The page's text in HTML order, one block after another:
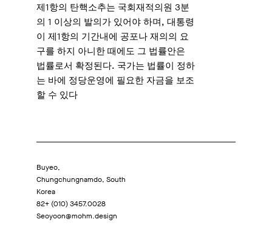
제1항의 탄핵소추는 국회재적의원 3분
의 1 이상의 발의가 있어야 하며, 대통령
이 제1항의 기간내에 공포나 재의의 요
구를 하지 아니한 때에도 그 법률안은
법률로서 확정된다. 국가는 법률이 정하
는 바에 정당운영에 필요한 자금을 보조
할 수 있다
Buyeo,
Chungchungnamdo, South
Korea
82+ (010) 3457.0028
Seoyoon@mohm.design